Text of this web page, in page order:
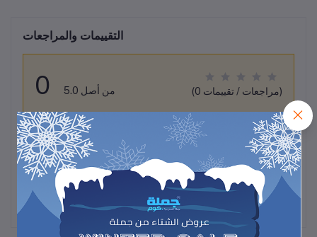
التقييمات والمراجعات
0 من أصل 5.0 (0 مراجعات / تقييمات)
قيم هذا المنتج
لم تكن هناك تقييمات لهذا المنتج حتى الآن.